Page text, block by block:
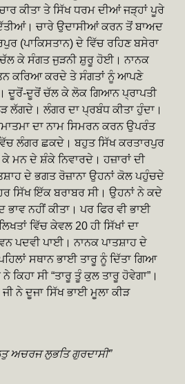
ਕੀਤਾ ਤੇ ਸਿੱਖ ਧਰਮ ਦੀਆਂ ਜੜ੍ਹਾਂ ਪੂਰੇ
ਚਾਰੇ ਉਦਾਸੀਆਂ ਕਰਨ ਤੋਂ ਬਾਅਦ
(ਪਾਕਿਸਤਾਨ) ਦੇ ਵਿੱਚ ਰਹਿਣ ਬਸੇਰਾ
ਕੇ ਸੰਗਤ ਜੁੜਨੀ ਸ਼ੁਰੂ ਹੋਈ। ਨਾਨਕ
ਕਰਿਆ ਕਰਦੇ ਤੇ ਸੰਗਤਾਂ ਨੂੰ ਆਪਣੇ
ਦੂਰੋਂ-ਦੂਰੋਂ ਚੱਲ ਕੇ ਲੋਕ ਗਿਆਨ ਪ੍ਰਾਪਤੀ
ਲੱਗਦੇ। ਲੰਗਰ ਦਾ ਪ੍ਰਬੰਧ ਕੀਤਾ ਹੁੰਦਾ।
ਦਾ ਨਾਮ ਸਿਮਰਨ ਕਰਨ ਉਪਰੰਤ
ਲੰਗਰ ਛਕਦੇ। ਬਹੁਤ ਸਿੱਖ ਕਰਤਾਰਪੁਰ
ਮਨ ਦੇ ਸ਼ੰਕੇ ਨਿਵਾਰਦੇ। ਹਜ਼ਾਰਾਂ ਦੀ
ਦੇ ਭਗਤ ਰੋਜ਼ਾਨਾ ਉਹਨਾਂ ਕੋਲ ਪਹੁੰਚਦੇ
ਸਿੱਖ ਇੱਕ ਬਰਾਬਰ ਸੀ। ਉਹਨਾਂ ਨੇ ਕਦੇ
ਭਾਵ ਨਹੀਂ ਕੀਤਾ। ਪਰ ਫਿਰ ਵੀ ਭਾਈ
ਵਿੱਚ ਕੇਵਲ 20 ਹੀ ਸਿੱਖਾਂ ਦਾ
ਪਦਵੀ ਪਾਈ। ਨਾਨਕ ਪਾਤਸ਼ਾਹ ਦੇ
ਸਥਾਨ ਭਾਈ ਤਾਰੂ ਨੂੰ ਦਿੱਤਾ ਗਿਆ
ਕਿਹਾ ਸੀ “ਤਾਰੂ ਤੂੰ ਕੁਲ ਤਾਰੂ ਹੋਵੇਗਾ”।
ਨੇ ਦੂਜਾ ਸਿੱਖ ਭਾਈ ਮੂਲਾ ਕੀੜ
ਅਚਰਜ ਲੁਭਤਿ ਗੁਰਦਾਸੀ”